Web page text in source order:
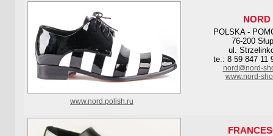
NORD
POLSKA -
76-200
ul.
te.: 8 59 847 11
nord@nord-
www.nord-
www.nord.polish.ru